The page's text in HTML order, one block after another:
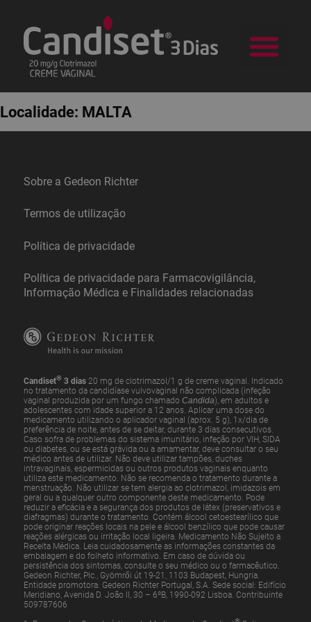
Localidade: MALTA
Sobre a Gedeon Richter
Termos de utilização
Política de privacidade
Política de privacidade para Farmacovigilância,
Informação Médica e Finalidades relacionadas
Candiset®3 dias20 mg de clotrimazol/1 g de creme vaginal. Indicado
no tratamento da candidíase vulvovaginal não complicada (infeção
vaginal produzida por um fungo chamado Candida), em adultos e
adolescentes com idade superior a 12 anos. Aplicar uma dose do
medicamento utilizando o aplicador vaginal (aprox. 5 g), 1x/dia de
preferência de noite, antes de se deitar, durante 3 dias consecutivos.
Caso sofra de problemas do sistema imunitário, infeção por VIH, SIDA
ou diabetes, ou se está grávida ou a amamentar, deve consultar o seu
médico antes de utilizar. Não deve utilizar tampões, duches
intravaginais, espermicidas ou outros produtos vaginais enquanto
utiliza este medicamento. Não se recomenda o tratamento durante a
menstruação. Não utilizar se tem alergia ao clotrimazol, imidazois em
geral ou a qualquer outro componente deste medicamento. Pode
reduzir a eficácia e a segurança dos produtos de látex (preservativos e
diafragmas) durante o tratamento. Contém álcool cetoestearílico que
pode originar reações locais na pele e álcool benzílico que pode causar
reações alérgicas ou irritação local ligeira. Medicamento Não Sujeito a
Receita Médica. Leia cuidadosamente as informações constantes da
embalagem e do folheto informativo. Em caso de dúvida ou
persistência dos sintomas, consulte o seu médico ou o farmacêutico.
Gedeon Richter, Plc., Gyömrői út 19-21, 1103 Budapest, Hungria.
Entidade promotora: Gedeon Richter Portugal, S.A. Sede social: Edifício
Meridiano, Avenida D. João II, 30 – 6ºB, 1990-092 Lisboa. Contribuinte
509787606